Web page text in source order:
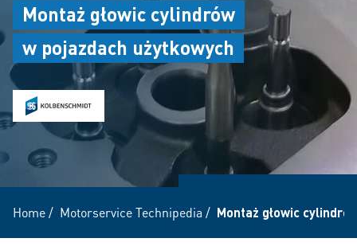
Montaż głowic cylindrów
w pojazdach użytkowych
Home/ Motorservice Technipedia / Montaż głowic